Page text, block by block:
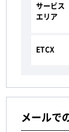
サービス
エリア
ETCX
メールで